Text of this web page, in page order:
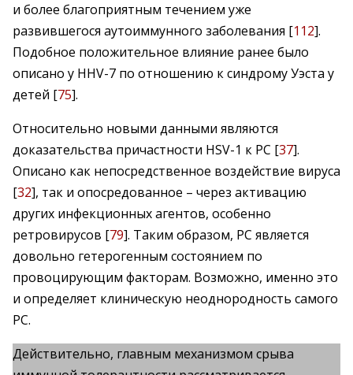
и более благоприятным течением уже
развившегося аутоиммунного заболевания [112].
Подобное положительное влияние ранее было
описано у HHV-7 по отношению к синдрому Уэста у
детей [75].
Относительно новыми данными являются
доказательства причастности HSV-1 к РС [37].
Описано как непосредственное воздействие вируса
[32], так и опосредованное – через активацию
других инфекционных агентов, особенно
ретровирусов [79]. Таким образом, РС является
довольно гетерогенным состоянием по
провоцирующим факторам. Возможно, именно это
и определяет клиническую неоднородность самого
РС.
Действительно, главным механизмом срыва